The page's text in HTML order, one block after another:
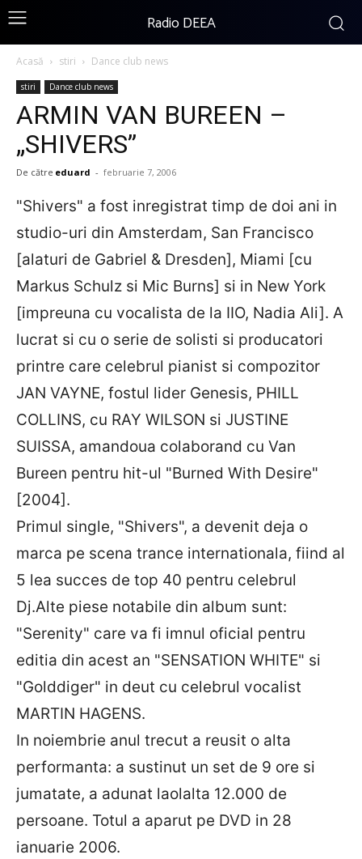
Radio DEEA
Acasă stiri Dance club news
stiri Dance club news
ARMIN VAN BUREEN –
„SHIVERS”
De către eduard - februarie 7, 2006
"Shivers" a fost inregistrat timp de doi ani in
studio-uri din Amsterdam, San Francisco
[alaturi de Gabriel & Dresden], Miami [cu
Markus Schulz si Mic Burns] si in New York
[impreuna cu vocalista de la IIO, Nadia Ali]. A
lucrat si cu o serie de solisti si producatori
printre care celebrul pianist si compozitor
JAN VAYNE, fostul lider Genesis, PHILL
COLLINS, cu RAY WILSON si JUSTINE
SUISSA, amandoua colaborand cu Van
Bureen pentru hit-ul "Burned With Desire"
[2004].
Primul single, "Shivers", a devenit deja o
marca pe scena trance internationala, fiind al
5 lea succes de top 40 pentru celebrul
Dj.Alte piese notabile din album sunt:
"Serenity" care va fi imnul oficial pentru
editia din acest an "SENSATION WHITE" si
"Golddiger" in deut cu celebrul vocalist
MARTIN HAGENS.
In noiembrie anul trecut a reusit o alta
performanta: a sustinut un set de 9 ore si
jumatate, a adunat laolalta 12.000 de
persoane. Totul a aparut pe DVD in 28
ianuarie 2006.